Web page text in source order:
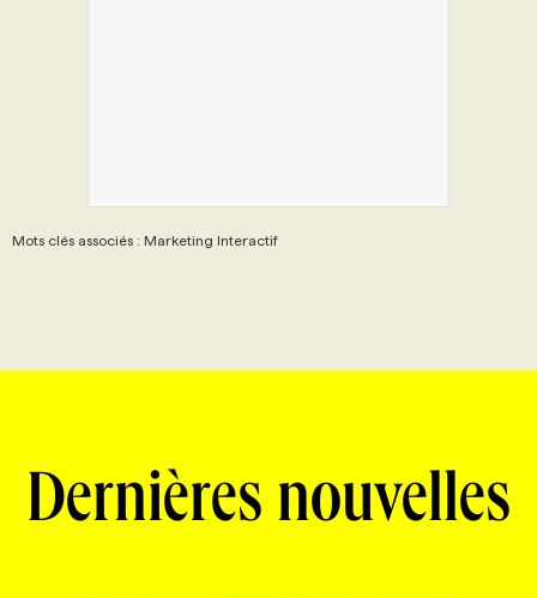
Mots clés associés : Marketing Interactif
Dernières nouvelles